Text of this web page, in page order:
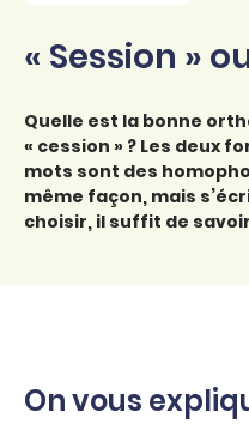
« Session »
Quelle est la bonne
« cession » ? Les deux
mots sont des
même façon, mais
choisir, il suffit de
On vous